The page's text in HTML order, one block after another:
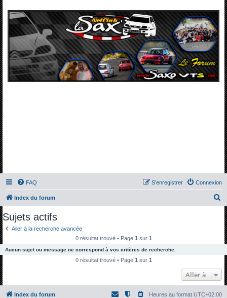
FAQ Connexion
S’enregistrer
Index du forum
c
e
Sujets actifs
Aller à la recherche avancée
0 résultat trouvé • Page 1 sur 1
Aucun sujet ou message ne correspond à vos critères de recherche.
0 résultat trouvé • Page 1 sur 1
Aller à
Index du forum Heures au format UTC+02:00